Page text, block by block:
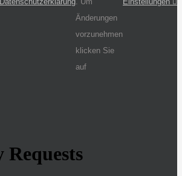
Änderungen
vorzunehmen
klicken Sie
auf